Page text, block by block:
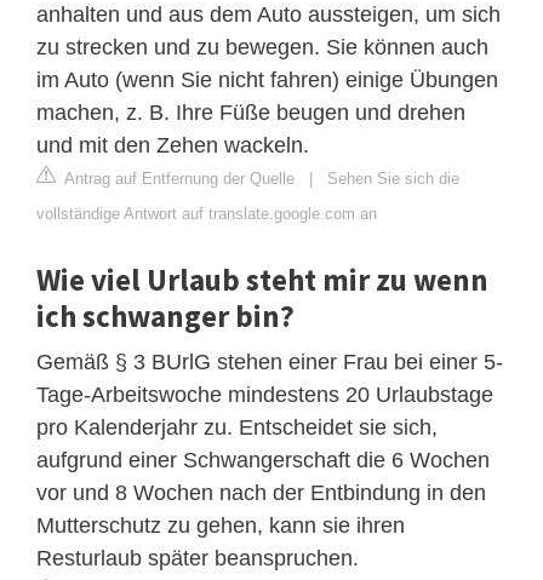
anhalten und aus dem Auto aussteigen, um sich
zu strecken und zu bewegen. Sie können auch
im Auto (wenn Sie nicht fahren) einige Übungen
machen, z. B. Ihre Füße beugen und drehen
und mit den Zehen wackeln.
Antrag auf Entfernung der Quelle | Sehen Sie sich die
vollständige Antwort auf translate.google.com an
Wie viel Urlaub steht mir zu wenn
ich schwanger bin?
Gemäß § 3 BUrlG stehen einer Frau bei einer 5-
Tage-Arbeitswoche mindestens 20 Urlaubstage
pro Kalenderjahr zu. Entscheidet sie sich,
aufgrund einer Schwangerschaft die 6 Wochen
vor und 8 Wochen nach der Entbindung in den
Mutterschutz zu gehen, kann sie ihren
Resturlaub später beanspruchen.